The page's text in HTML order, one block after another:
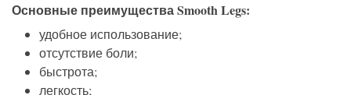
Основные преимущества Smooth Legs:
удобное использование;
отсутствие боли;
быстрота;
легкость;